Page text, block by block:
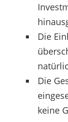
Die
Die
keine